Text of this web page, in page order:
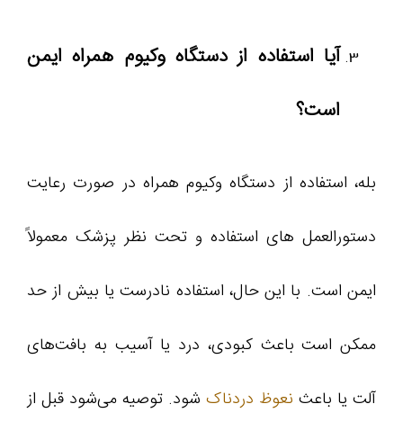
آیا استفاده از دستگاه وکیوم همراه ایمن
است؟
بله، استفاده از دستگاه وکیوم همراه در صورت رعایت
دستورالعمل‌ های استفاده و تحت نظر پزشک معمولاً
ایمن است. با این حال، استفاده نادرست یا بیش از حد
ممکن است باعث کبودی، درد یا آسیب به بافت‌های
آلت یا باعث نعوظ دردناک شود. توصیه می‌شود قبل از